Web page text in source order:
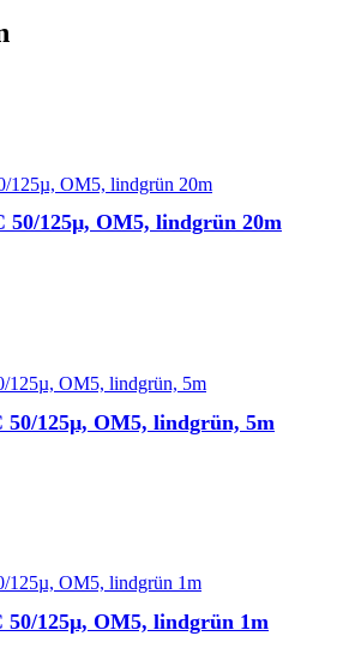
50/125µ, OM5, lindgrün 20m
50/125µ, OM5, lindgrün, 5m
50/125µ, OM5, lindgrün 1m